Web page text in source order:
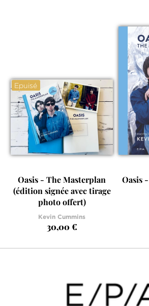
Epuisé
Oasis - The Masterplan
(édition signée avec tirage
photo offert)
Kevin Cummins
30,00 €
Oasis